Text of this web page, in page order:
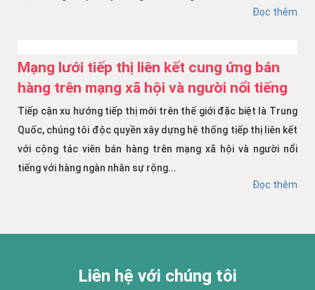
Đọc thêm
Mạng lưới tiếp thị liên kết cung ứng bán
hàng trên mạng xã hội và người nổi tiếng
Tiếp cận xu hướng tiếp thị mới trên thế giới đặc biệt là Trung
Quốc, chúng tôi độc quyền xây dựng hệ thống tiếp thị liên kết
với cộng tác viên bán hàng trên mạng xã hội và người nổi
tiếng với hàng ngàn nhân sự rộng...
Đọc thêm
Liên hệ với chúng tôi